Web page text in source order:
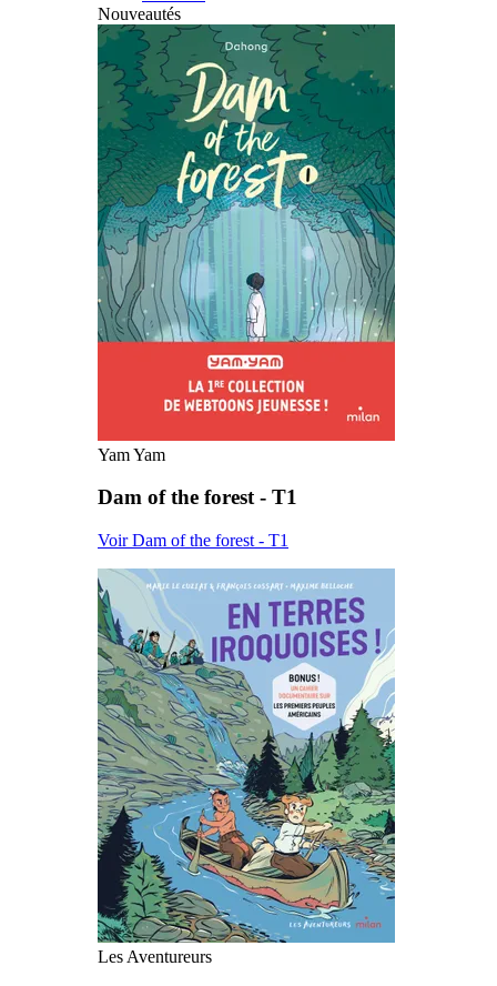
Nouveautés
Yam Yam
Dam of the forest - T1
Voir Dam of the forest - T1
Les Aventureurs